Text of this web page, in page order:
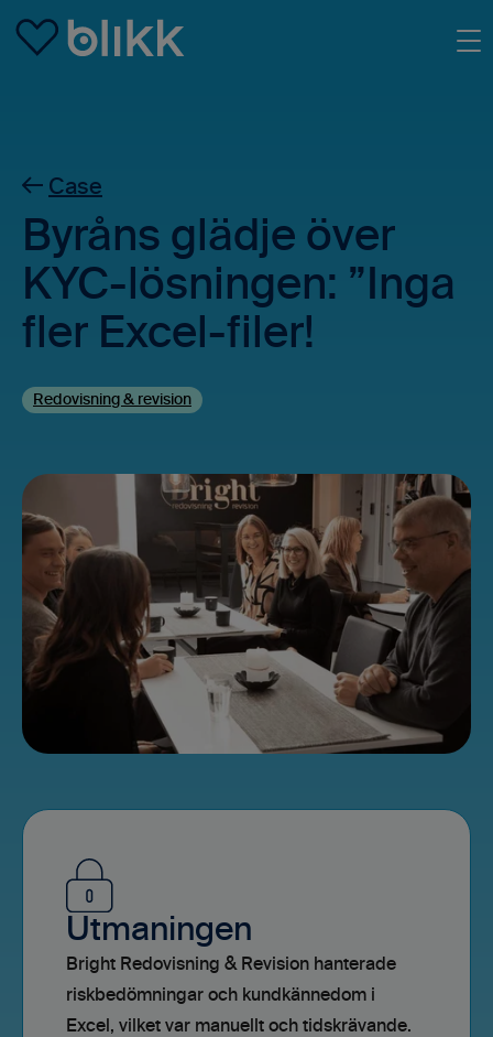
Case
Byråns glädje över
KYC-lösningen: ”Inga
fler Excel-filer!
Redovisning & revision
Utmaningen
Bright Redovisning & Revision hanterade
riskbedömningar och kundkännedom i
Excel, vilket var manuellt och tidskrävande.